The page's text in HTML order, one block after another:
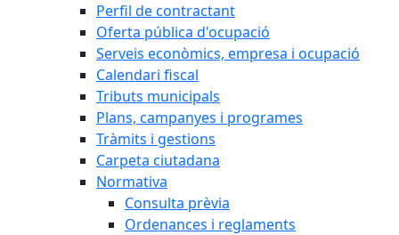
Perfil de contractant
Oferta pública d'ocupació
Serveis econòmics, empresa i ocupació
Calendari fiscal
Tributs municipals
Plans, campanyes i programes
Tràmits i gestions
Carpeta ciutadana
Normativa
Consulta prèvia
Ordenances i reglaments